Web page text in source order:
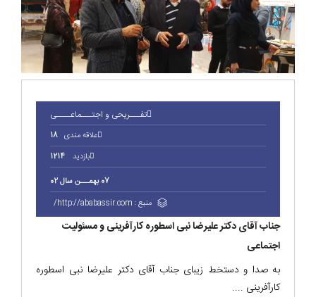
تفـــریحی و اجتـــماعــــی
علاقه مندی 18
بازدید
1214
07 بهمـــن سال 02
منبع : http://ababassir.com/
جناب آقای دکتر علیرضا نبی اسطوره کارآفرینی و مسئولیت
اجتماعی
به صدا و دستخط زیبای جناب آقای دکتر علیرضا نبی اسطوره
کارآفرینی ....